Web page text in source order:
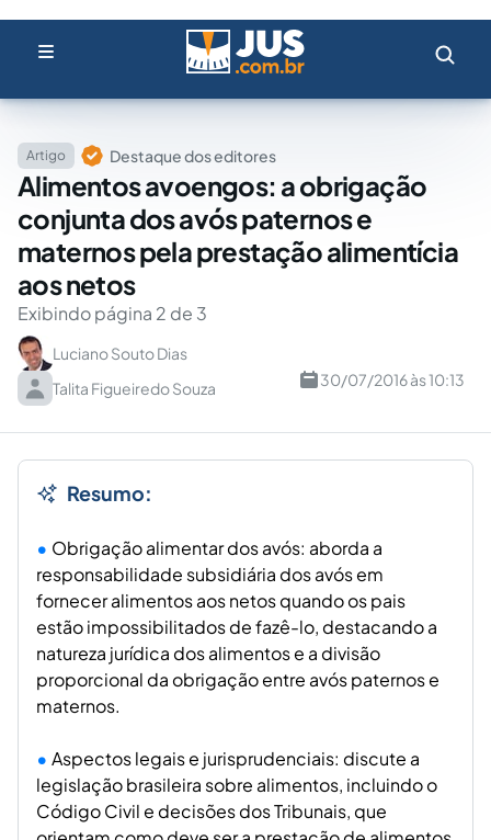
Artigo
Alimentos avoengos: a obrigação
conjunta dos avós paternos e
maternos pela prestação alimentícia
aos netos
Exibindo página 2 de 3
Resumo:
Obrigação alimentar dos avós: aborda a
responsabilidade subsidiária dos avós em
fornecer alimentos aos netos quando os pais
estão impossibilitados de fazê-lo, destacando a
natureza jurídica dos alimentos e a divisão
proporcional da obrigação entre avós paternos e
maternos.
Aspectos legais e jurisprudenciais: discute a
legislação brasileira sobre alimentos, incluindo o
Código Civil e decisões dos Tribunais, que
orientam como deve ser a prestação de alimentos